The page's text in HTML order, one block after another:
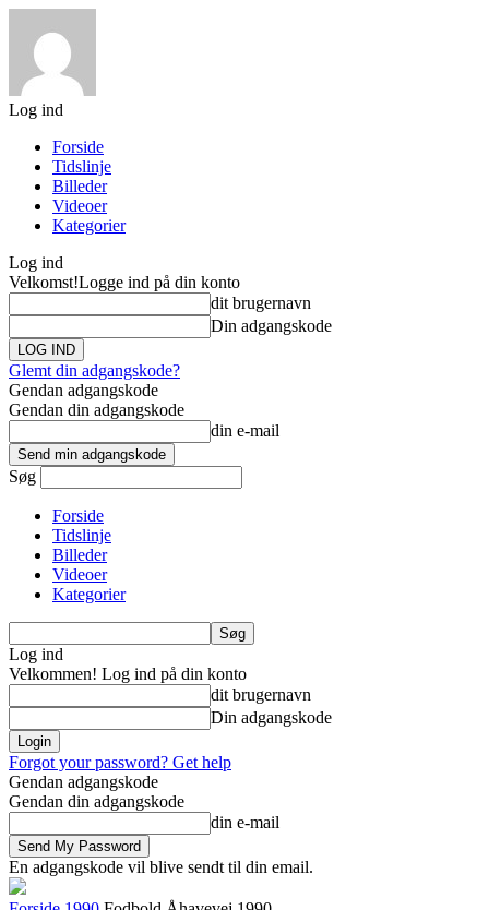
Log ind
Forside
Tidslinje
Billeder
Videoer
Kategorier
Log ind
Velkomst!Logge ind på din konto
dit brugernavn
Din adgangskode
Glemt din adgangskode?
Gendan adgangskode
Gendan din adgangskode
din e-mail
Søg
Forside
Tidslinje
Billeder
Videoer
Kategorier
Log ind
Velkommen! Log ind på din konto
dit brugernavn
Din adgangskode
Forgot your password? Get help
Gendan adgangskode
Gendan din adgangskode
din e-mail
En adgangskode vil blive sendt til din email.